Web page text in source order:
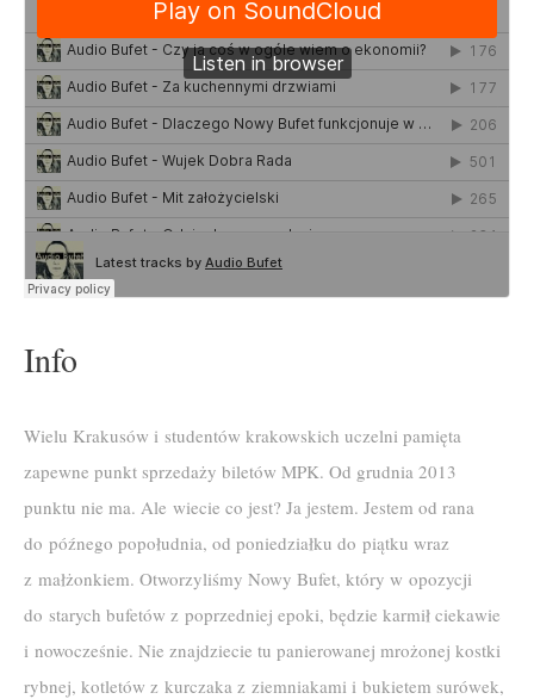
Info
Wielu Krakusów i studentów krakowskich uczelni pamięta
zapewne punkt sprzedaży biletów MPK. Od grudnia 2013
punktu nie ma. Ale wiecie co jest? Ja jestem. Jestem od rana
do późnego popołudnia, od poniedziałku do piątku wraz
z małżonkiem. Otworzyliśmy Nowy Bufet, który w opozycji
do starych bufetów z poprzedniej epoki, będzie karmił ciekawie
i nowocześnie. Nie znajdziecie tu panierowanej mrożonej kostki
rybnej, kotletów z kurczaka z ziemniakami i bukietem surówek,